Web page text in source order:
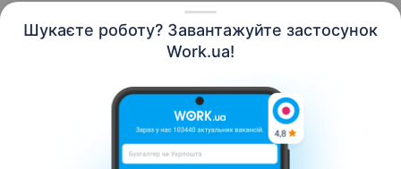
Шукаєте роботу? Завантажуйте застосунок
Work.ua!